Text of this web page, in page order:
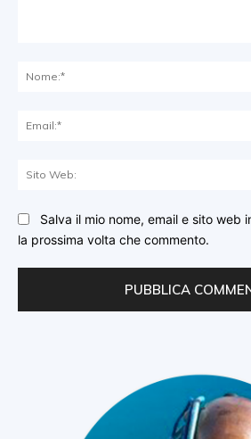
Salva il mio nome, email e sito web
la prossima volta che commento.